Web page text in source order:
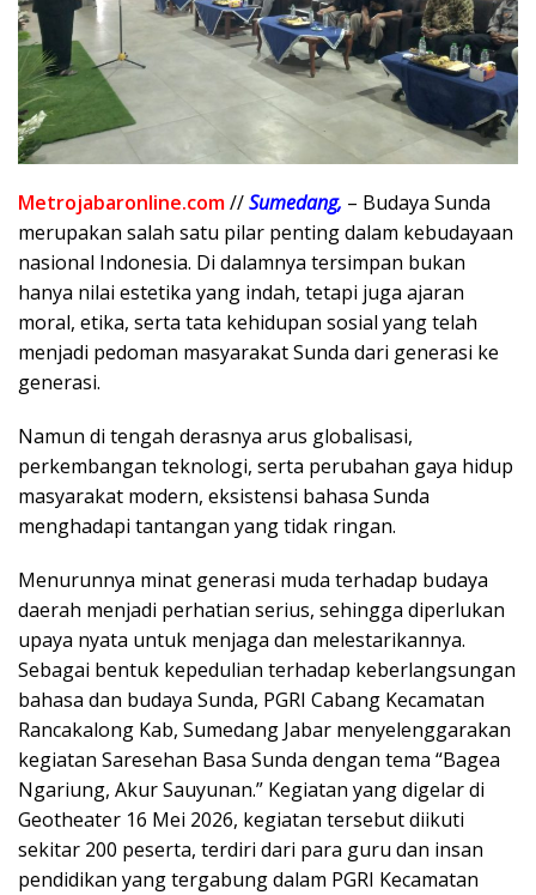
Metrojabaronline.com//Sumedang, – Budaya Sunda
merupakan salah satu pilar penting dalam kebudayaan
nasional Indonesia. Di dalamnya tersimpan bukan
hanya nilai estetika yang indah, tetapi juga ajaran
moral, etika, serta tata kehidupan sosial yang telah
menjadi pedoman masyarakat Sunda dari generasi ke
generasi.
Namun di tengah derasnya arus globalisasi,
perkembangan teknologi, serta perubahan gaya hidup
masyarakat modern, eksistensi bahasa Sunda
menghadapi tantangan yang tidak ringan.
Menurunnya minat generasi muda terhadap budaya
daerah menjadi perhatian serius, sehingga diperlukan
upaya nyata untuk menjaga dan melestarikannya.
Sebagai bentuk kepedulian terhadap keberlangsungan
bahasa dan budaya Sunda, PGRI Cabang Kecamatan
Rancakalong Kab, Sumedang Jabar menyelenggarakan
kegiatan Saresehan Basa Sunda dengan tema “Bagea
Ngariung, Akur Sauyunan.” Kegiatan yang digelar di
Geotheater 16 Mei 2026, kegiatan tersebut diikuti
sekitar 200 peserta, terdiri dari para guru dan insan
pendidikan yang tergabung dalam PGRI Kecamatan